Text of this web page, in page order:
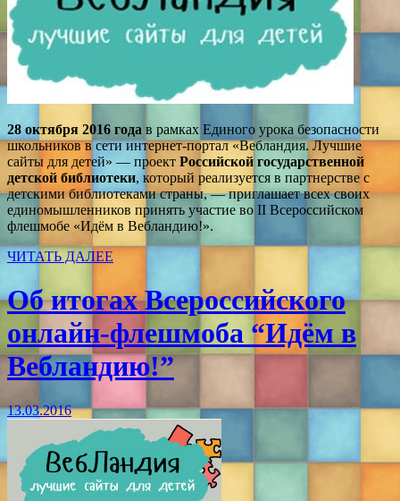
28 октября 2016 года в рамках Единого урока безопасности
школьников в сети интернет-портал «Вебландия. Лучшие
сайты для детей» — проект Российской государственной
детской библиотеки, который реализуется в партнерстве с
детскими библиотеками страны, — приглашает всех своих
единомышленников принять участие во II Всероссийском
флешмобе «Идём в Вебландию!».
ЧИТАТЬ ДАЛЕЕ
Об итогах Всероссийского
онлайн-флешмоба “Идём в
Вебландию!”
13.03.2016